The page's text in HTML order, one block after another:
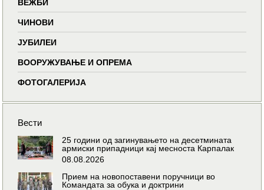
ВЕЖБИ
ЧИНОВИ
ЈУБИЛЕИ
ВООРУЖУВАЊЕ И ОПРЕМА
ФОТОГАЛЕРИЈА
Вести
25 години од загинувањето на десетмината
армиски припадници кај месноста Карпалак
08.08.2026
Прием на новопоставени поручници во
Командата за обука и доктрини